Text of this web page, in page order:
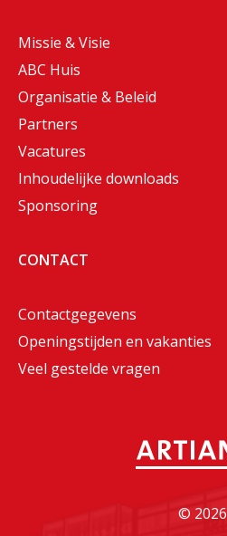
Missie & Visie
ABC Huis
Organisatie & Beleid
Partners
Vacatures
Inhoudelijke downloads
Sponsoring
CONTACT
Contactgegevens
Openingstijden en vakanties
Veel gestelde vragen
© 2026